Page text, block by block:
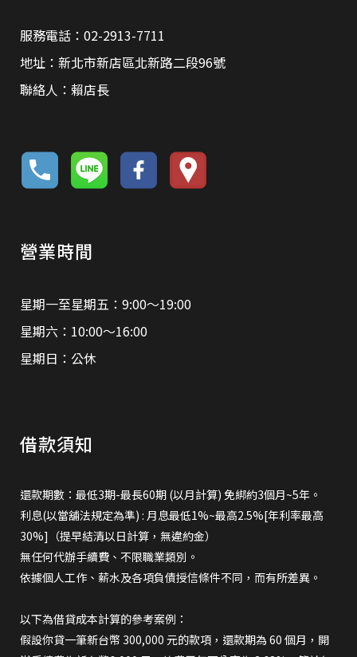
服務電話：02-2913-7711
地址：新北市新店區北新路二段96號
聯絡人：賴店長
營業時間
星期一至星期五：9:00～19:00
星期六：10:00～16:00
星期日：公休
借款須知
還款期數：最低3期-最長60期 (以月計算) 免綁約3個月~5年。
利息(以當舖法規定為準) : 月息最低1%~最高2.5%[年利率最高
30%]（提早結清以日計算，無違約金）
無任何代辦手續費、不限職業類別。
依據個人工作、薪水及各項負債授信條件不同，而有所差異。
以下為借貸成本計算的參考案例：
假設你貸一筆新台幣 300,000 元的款項，還款期為 60 個月，開